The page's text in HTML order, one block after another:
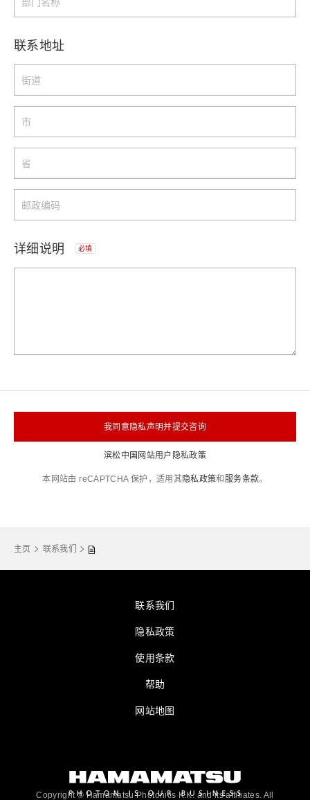
联系地址
详细说明 必填
我同意隐私声明并提交咨询
滨松中国网站用户隐私政策
本网站由 reCAPTCHA 保护，适用其隐私政策和 服务条款。
主页 联系我们
联系我们
隐私政策
使用条款
帮助
网站地图
Copyright © Hamamatsu Photonics K.K. and its affiliates. All